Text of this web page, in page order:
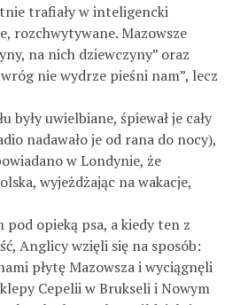
trafiały w inteligencki
rozchwytywane. Mazowsze
na nich dziewczyny” oraz
nie wydrze pieśni nam”, lecz
były uwielbiane, śpiewał je cały
nadawało je od rana do nocy),
w Londynie, że
wyjeżdżając na wakacje,
opieką psa, a kiedy ten z
Anglicy wzięli się na sposób:
płytę Mazowsza i wyciągnęli
Cepelii w Brukseli i Nowym